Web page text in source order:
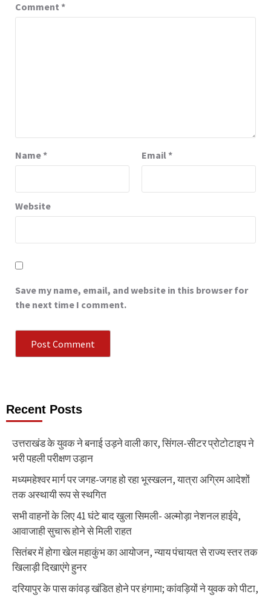
Comment *
Name* Email*
Website
Save my name, email, and website in this browser for
the next time I comment.
Recent Posts
उत्तराखंड के युवक ने बनाई उड़ने वाली कार, सिंगल-सीटर प्रोटोटाइप ने
भरी पहली परीक्षण उड़ान
मध्यमहेश्वर मार्ग पर जगह-जगह हो रहा भूस्खलन, यात्रा अग्रिम आदेशों
तक अस्थायी रूप से स्थगित
सभी वाहनों के लिए 41 घंटे बाद खुला सिमली- अल्मोड़ा नेशनल हाईवे,
आवाजाही सुचारू होने से मिली राहत
सितंबर में होगा खेल महाकुंभ का आयोजन, न्याय पंचायत से राज्य स्तर तक
खिलाड़ी दिखाएंगे हुनर
दरियापुर के पास कांवड़ खंडित होने पर हंगामा; कांवड़ियों ने युवक को पीटा,